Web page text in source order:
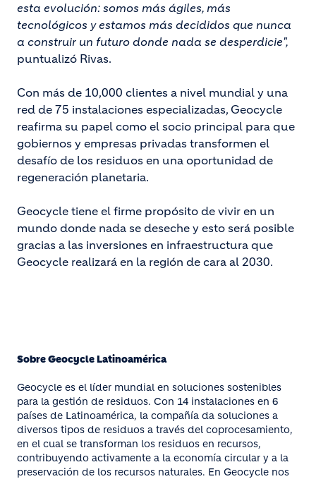
esta evolución: somos más ágiles, más
tecnológicos y estamos más decididos que nunca
a construir un futuro donde nada se desperdicie",
puntualizó Rivas.
Con más de 10,000 clientes a nivel mundial y una
red de 75 instalaciones especializadas, Geocycle
reafirma su papel como el socio principal para que
gobiernos y empresas privadas transformen el
desafío de los residuos en una oportunidad de
regeneración planetaria.
Geocycle tiene el firme propósito de vivir en un
mundo donde nada se deseche y esto será posible
gracias a las inversiones en infraestructura que
Geocycle realizará en la región de cara al 2030.
Sobre Geocycle Latinoamérica
Geocycle es el líder mundial en soluciones sostenibles
para la gestión de residuos. Con 14 instalaciones en 6
países de Latinoamérica, la compañía da soluciones a
diversos tipos de residuos a través del coprocesamiento,
en el cual se transforman los residuos en recursos,
contribuyendo activamente a la economía circular y a la
preservación de los recursos naturales. En Geocycle nos